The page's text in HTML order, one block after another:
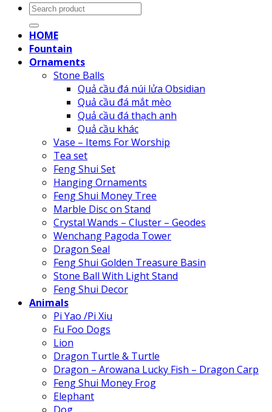
Search
for:
HOME
Fountain
Ornaments
Stone Balls
Quả cầu đá núi lửa Obsidian
Quả cầu đá mắt mèo
Quả cầu đá thạch anh
Quả cầu khác
Vase – Items For Worship
Tea set
Feng Shui Set
Hanging Ornaments
Feng Shui Money Tree
Marble Disc on Stand
Crystal Wands – Cluster – Geodes
Wenchang Pagoda Tower
Dragon Seal
Feng Shui Golden Treasure Basin
Stone Ball With Light Stand
Feng Shui Decor
Animals
Pi Yao /Pi Xiu
Fu Foo Dogs
Lion
Dragon Turtle & Turtle
Dragon – Arowana Lucky Fish – Dragon Carp
Feng Shui Money Frog
Elephant